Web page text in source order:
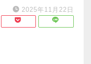
2025年11月22日